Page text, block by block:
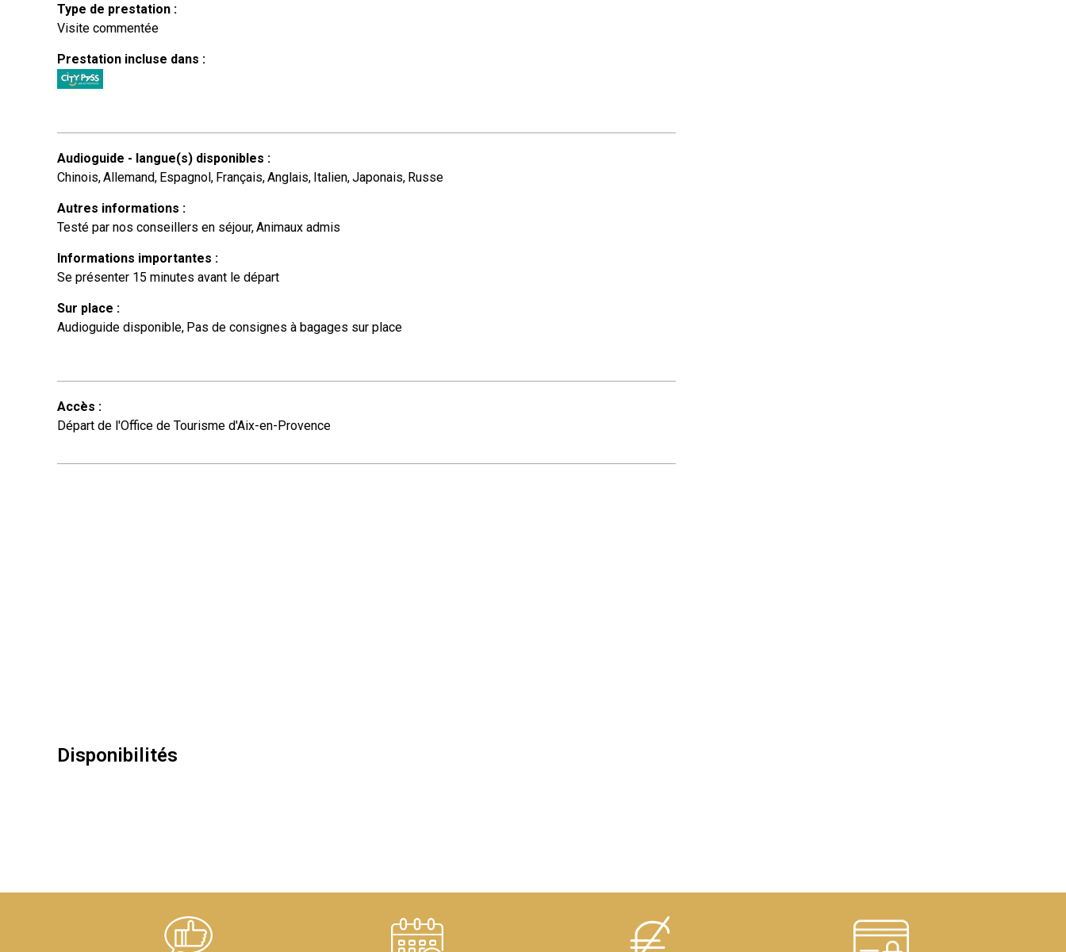
Type de prestation :
Visite commentée
Prestation incluse dans :
Audioguide - langue(s) disponibles :
Chinois Allemand Espagnol Français Anglais Italien Japonais Russe
Autres informations :
Testé par nos conseillers en séjour Animaux admis
Informations importantes :
Se présenter 15 minutes avant le départ
Sur place :
Audioguide disponible Pas de consignes à bagages sur place
Accès :
Départ de l'Office de Tourisme d'Aix-en-Provence
Disponibilités